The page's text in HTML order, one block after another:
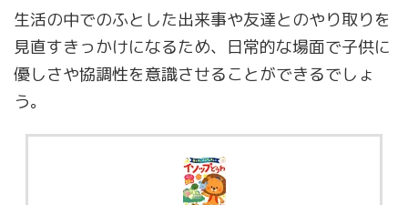
生活の中でのふとした出来事や友達とのやり取りを
見直すきっかけになるため、日常的な場面で子供に
優しさや協調性を意識させることができるでしょ
う。